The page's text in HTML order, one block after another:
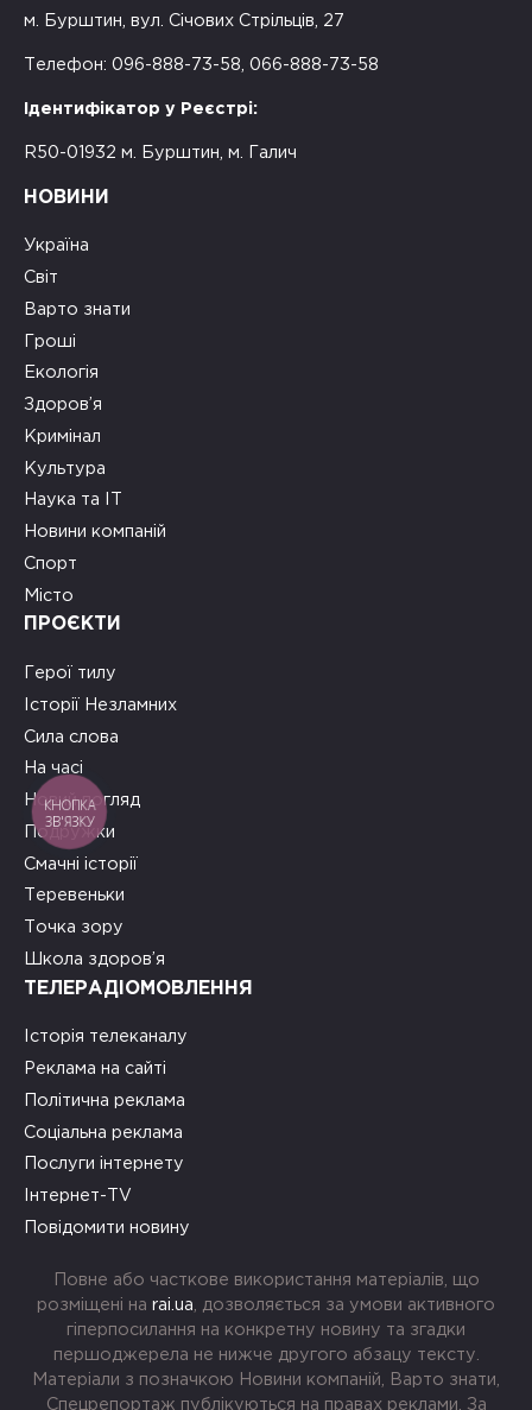
м. Бурштин, вул. Січових Стрільців, 27
Телефон: 096-888-73-58, 066-888-73-58
Ідентифікатор у Реєстрі:
R50-01932 м. Бурштин, м. Галич
НОВИНИ
Україна
Світ
Варто знати
Гроші
Екологія
Здоров’я
Кримінал
Культура
Наука та ІТ
Новини компаній
Спорт
Місто
ПРОЄКТИ
Герої тилу
Історії Незламних
Сила слова
На часі
Новий погляд
Подружки
Смачні історії
Теревеньки
Точка зору
Школа здоров’я
ТЕЛЕРАДІОМОВЛЕННЯ
Історія телеканалу
Реклама на сайті
Політична реклама
Соціальна реклама
Послуги інтернету
Інтернет-TV
Повідомити новину
Повне або часткове використання матеріалів, що
розміщені на rai.ua , дозволяється за умови активного
гіперпосилання на конкретну новину та згадки
першоджерела не нижче другого абзацу тексту.
Матеріали з позначкою Новини компаній, Варто знати,
Спецрепортаж публікуються на правах реклами. За
КНОПКА
ЗВ'ЯЗКУ